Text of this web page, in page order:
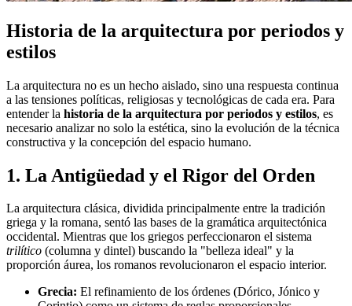
Historia de la arquitectura por periodos y
estilos
La arquitectura no es un hecho aislado, sino una respuesta continua
a las tensiones políticas, religiosas y tecnológicas de cada era. Para
entender la historia de la arquitectura por periodos y estilos, es
necesario analizar no solo la estética, sino la evolución de la técnica
constructiva y la concepción del espacio humano.
1. La Antigüedad y el Rigor del Orden
La arquitectura clásica, dividida principalmente entre la tradición
griega y la romana, sentó las bases de la gramática arquitectónica
occidental. Mientras que los griegos perfeccionaron el sistema
trilítico (columna y dintel) buscando la "belleza ideal" y la
proporción áurea, los romanos revolucionaron el espacio interior.
Grecia: El refinamiento de los órdenes (Dórico, Jónico y